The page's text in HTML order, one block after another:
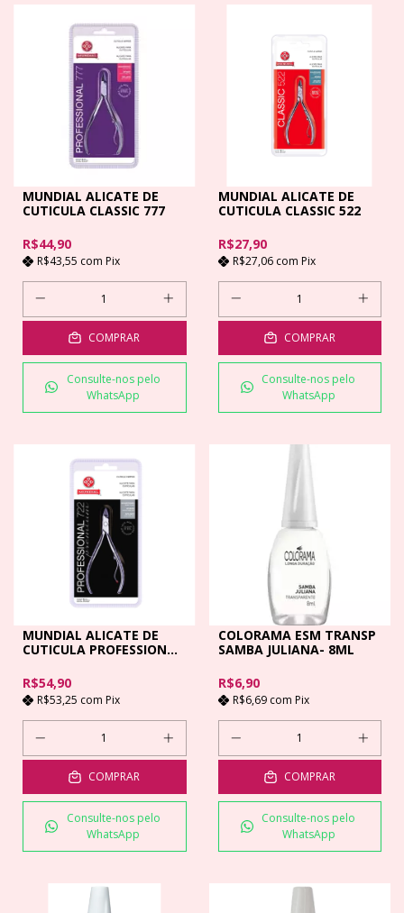
MUNDIAL ALICATE DE
CUTICULA CLASSIC 777
R$44,90
R$43,55 com Pix
COMPRAR
Consulte-nos pelo
WhatsApp
MUNDIAL ALICATE DE
CUTICULA CLASSIC 522
R$27,90
R$27,06 com Pix
COMPRAR
Consulte-nos pelo
WhatsApp
MUNDIAL ALICATE DE
CUTICULA PROFESSIONAL
R$54,90
R$53,25 com Pix
COMPRAR
Consulte-nos pelo
WhatsApp
COLORAMA ESM TRANSP
SAMBA JULIANA- 8ML
R$6,90
R$6,69 com Pix
COMPRAR
Consulte-nos pelo
WhatsApp